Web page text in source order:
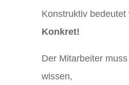
Konstruktiv bedeutet
Konkret!
Der Mitarbeiter muss
wissen,